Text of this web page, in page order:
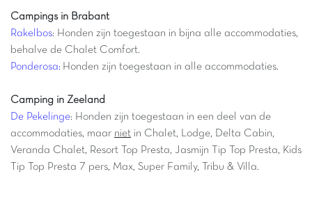
Campings in Brabant
Rakelbos: Honden zijn toegestaan in bijna alle accommodaties,
behalve de Chalet Comfort.
Ponderosa: Honden zijn toegestaan in alle accommodaties.
Camping in Zeeland
De Pekelinge: Honden zijn toegestaan in een deel van de
accommodaties, maar niet in Chalet, Lodge, Delta Cabin,
Veranda Chalet, Resort Top Presta, Jasmijn Tip Top Presta, Kids
Tip Top Presta 7 pers, Max, Super Family, Tribu & Villa.